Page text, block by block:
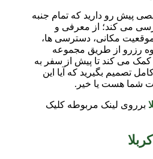
پیش رو دارید که تمام جنبه
می کند؛ از معرفی و
مکانی، دسترسی ها،
رزرو از طریق مجموعه
کمک می کند تا پیش از سفر به
تصمیم بگیرید که آیا این
شما هست یا خیر.
برروی لینک مربوطه کلیک